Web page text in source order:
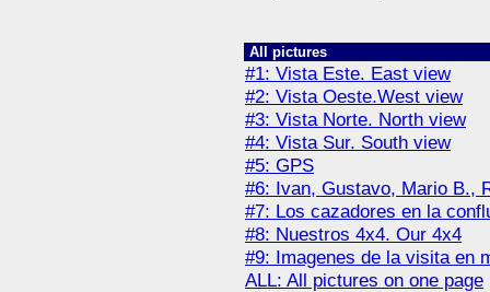
All pictures
#1: Vista Este. East view
#2: Vista Oeste.West view
#3: Vista Norte. North view
#4: Vista Sur. South view
#5: GPS
#6: Ivan, Gustavo, Mario B.,
#7: Los cazadores en la
#8: Nuestros 4x4. Our 4x4
#9: Imagenes de la visita en
ALL: All pictures on one page